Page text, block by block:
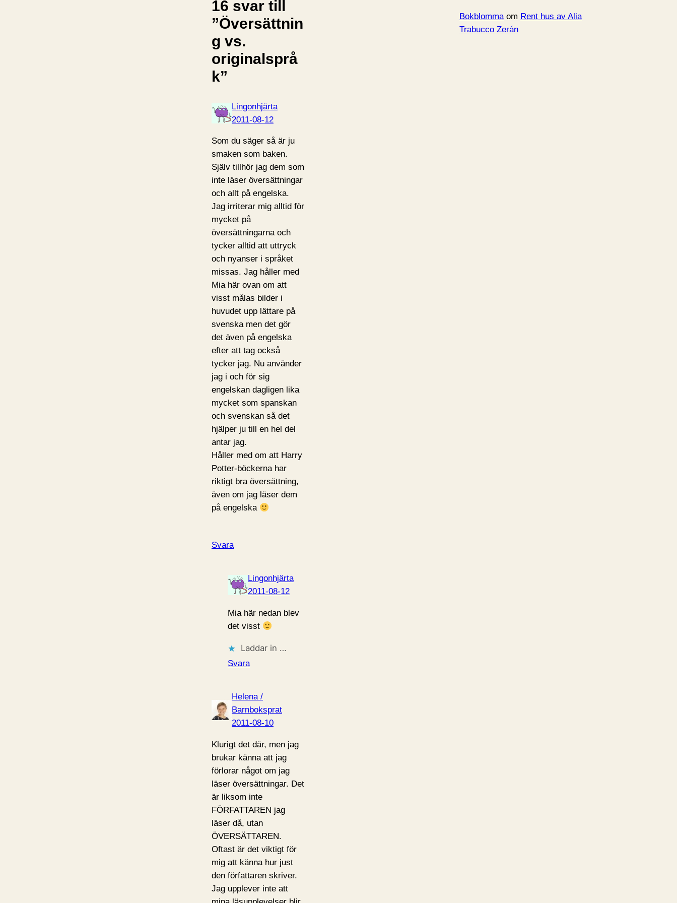
16 svar till
”Översättnin
g vs.
originalsprå
k”
Lingonhjärta
2011-08-12
Som du säger så är ju
smaken som baken.
Själv tillhör jag dem som
inte läser översättningar
och allt på engelska.
Jag irriterar mig alltid för
mycket på
översättningarna och
tycker alltid att uttryck
och nyanser i språket
missas. Jag håller med
Mia här ovan om att
visst målas bilder i
huvudet upp lättare på
svenska men det gör
det även på engelska
efter att tag också
tycker jag. Nu använder
jag i och för sig
engelskan dagligen lika
mycket som spanskan
och svenskan så det
hjälper ju till en hel del
antar jag.
Håller med om att Harry
Potter-böckerna har
riktigt bra översättning,
även om jag läser dem
på engelska
Svara
Lingonhjärta
2011-08-12
Mia här nedan blev
det visst
Laddar in …
Svara
Helena /
Barnboksprat
2011-08-10
Klurigt det där, men jag
brukar känna att jag
förlorar något om jag
läser översättningar. Det
är liksom inte
FÖRFATTAREN jag
läser då, utan
ÖVERSÄTTAREN.
Oftast är det viktigt för
mig att känna hur just
den författaren skriver.
Jag upplever inte att
Bokblommaom Rent hus av Alia
Trabucco Zerán